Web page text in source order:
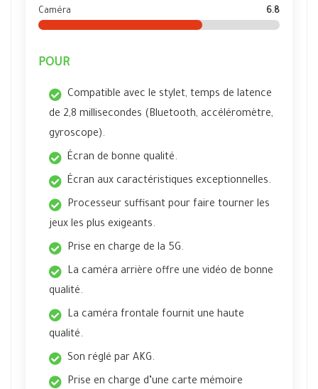
Caméra 6.8
POUR
Compatible avec le stylet, temps de latence
de 2,8 millisecondes (Bluetooth, accéléromètre,
gyroscope).
Écran de bonne qualité.
Écran aux caractéristiques exceptionnelles.
Processeur suffisant pour faire tourner les
jeux les plus exigeants.
Prise en charge de la 5G.
La caméra arrière offre une vidéo de bonne
qualité.
La caméra frontale fournit une haute
qualité.
Son réglé par AKG.
Prise en charge d’une carte mémoire